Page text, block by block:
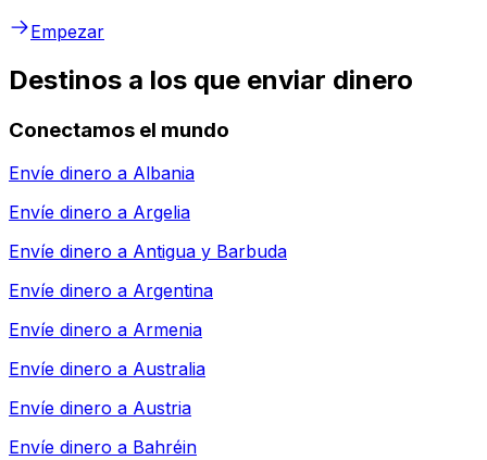
Empezar
Destinos a los que enviar dinero
Conectamos el mundo
Envíe dinero a Albania
Envíe dinero a Argelia
Envíe dinero a Antigua y Barbuda
Envíe dinero a Argentina
Envíe dinero a Armenia
Envíe dinero a Australia
Envíe dinero a Austria
Envíe dinero a Bahréin